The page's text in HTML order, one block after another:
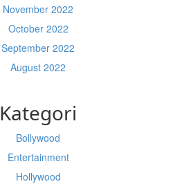
November 2022
October 2022
September 2022
August 2022
Kategori
Bollywood
Entertainment
Hollywood